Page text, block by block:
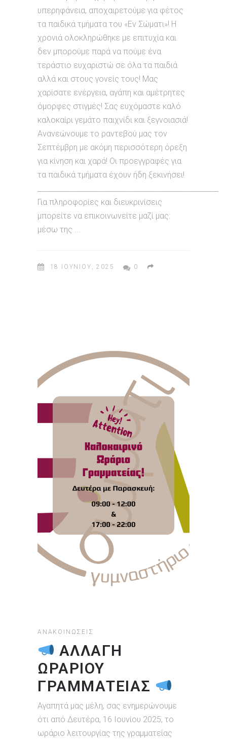
υπερηφάνεια, αποχαιρετούμε για φέτος
τα παιδικά τμήματα του «Εν Σώματι»! Η
χρονιά ολοκληρώθηκε με επιτυχία και
δεν μπορούμε παρά να πούμε ένα
τεράστιο ευχαριστώ σε όλα τα παιδιά
αλλά και στους γονείς τους! Μας
χαρίσατε ενέργεια, αγάπη και αμέτρητες
όμορφες στιγμές! Σας ευχόμαστε καλό
καλοκαίρι γεμάτο παιχνίδι και ξεγνοιασιά!
Ανανεώνουμε το ραντεβού μας τον
Σεπτέμβρη με ακόμη περισσότερη όρεξη
για κίνηση και χαρά! Οι προεγγραφές για
τα παιδικά τμήματα έχουν ήδη ξεκινήσει!
Για πληροφορίες και διευκρινίσεις
μπορείτε να επικοινωνείτε μαζί μας:
μέσω της
18 ΙΟΥΝΊΟΥ, 2025 0
ΑΝΑΚΟΙΝΏΣΕΙΣ
ΑΛΛΑΓΗ
ΩΡΑΡΙΟΥ
ΓΡΑΜΜΑΤΕΙΑΣ
Αγαπητά μας μέλη, σας ενημερώνουμε
ότι από Δευτέρα, 16 Ιουνίου 2025, το
ωράριο λειτουργίας της γραμματείας